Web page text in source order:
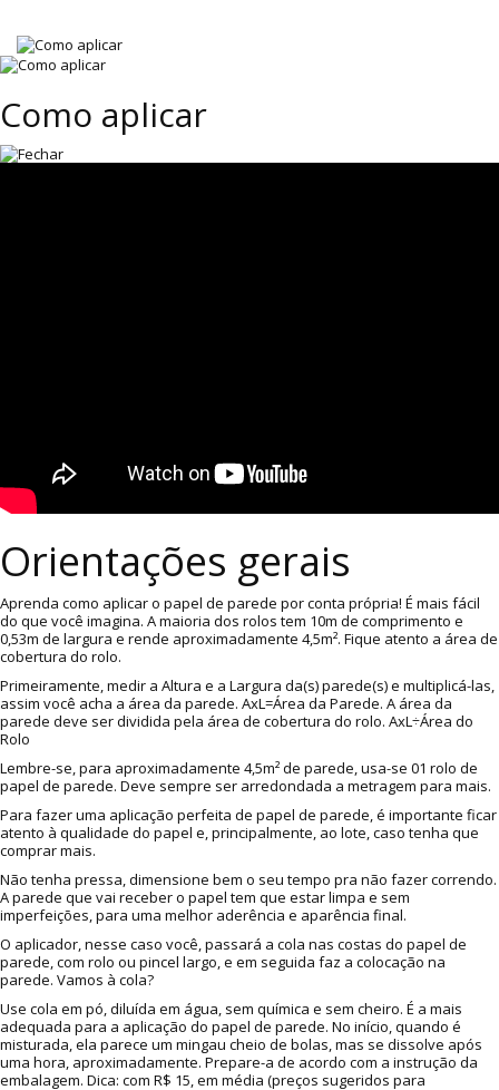
Como aplicar
Orientações gerais
Aprenda como aplicar o papel de parede por conta própria! É mais fácil
do que você imagina. A maioria dos rolos tem 10m de comprimento e
0,53m de largura e rende aproximadamente 4,5m². Fique atento a área de
cobertura do rolo.
Primeiramente, medir a Altura e a Largura da(s) parede(s) e multiplicá-las,
assim você acha a área da parede. AxL=Área da Parede. A área da
parede deve ser dividida pela área de cobertura do rolo. AxL÷Área do
Rolo
Lembre-se, para aproximadamente 4,5m² de parede, usa-se 01 rolo de
papel de parede. Deve sempre ser arredondada a metragem para mais.
Para fazer uma aplicação perfeita de papel de parede, é importante ficar
atento à qualidade do papel e, principalmente, ao lote, caso tenha que
comprar mais.
Não tenha pressa, dimensione bem o seu tempo pra não fazer correndo.
A parede que vai receber o papel tem que estar limpa e sem
imperfeições, para uma melhor aderência e aparência final.
O aplicador, nesse caso você, passará a cola nas costas do papel de
parede, com rolo ou pincel largo, e em seguida faz a colocação na
parede. Vamos à cola?
Use cola em pó, diluída em água, sem química e sem cheiro. É a mais
adequada para a aplicação do papel de parede. No início, quando é
misturada, ela parece um mingau cheio de bolas, mas se dissolve após
uma hora, aproximadamente. Prepare-a de acordo com a instrução da
embalagem. Dica: com R$ 15, em média (preços sugeridos para